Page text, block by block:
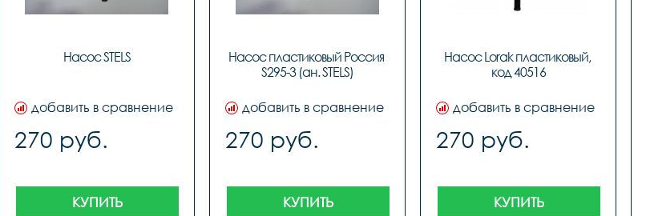
Насос STELS
добавить в сравнение
270 руб.
КУПИТЬ
Насос пластиковый Россия
S295-3 (ан. STELS)
добавить в сравнение
270 руб.
КУПИТЬ
Насос Lorak пластиковый,
код 40516
добавить в сравнение
270 руб.
КУПИТЬ